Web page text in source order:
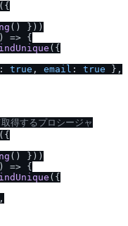
({
() }))
=> {
({
: true , email : true },
得するプロシージャ
({
() }))
=> {
({